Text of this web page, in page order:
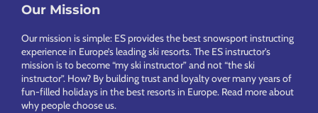
Footer
Our Mission
Our mission is simple: ES provides the best snowsport instructing
experience in Europe’s leading ski resorts. The ES instructor’s
mission is to become “my ski instructor” and not “the ski
instructor”. How? By building trust and loyalty over many years of
fun-filled holidays in the best resorts in Europe. Read more about
why people choose us.